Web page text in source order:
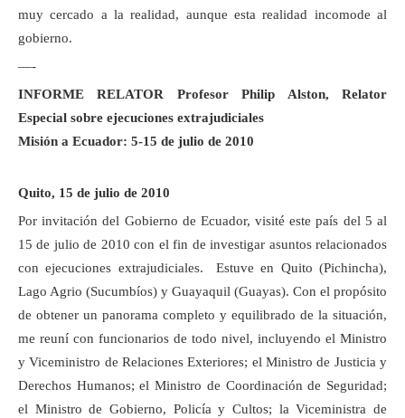
muy cercado a la realidad, aunque esta realidad incomode al
gobierno.
—-
INFORME RELATOR
Profesor Philip Alston, Relator
Especial sobre ejecuciones extrajudiciales
Misión a Ecuador: 5-15 de julio de 2010
Quito, 15 de julio de 2010
Por invitación del Gobierno de Ecuador, visité este país del 5 al
15 de julio de 2010 con el fin de investigar asuntos relacionados
con ejecuciones extrajudiciales. Estuve en Quito (Pichincha),
Lago Agrio (Sucumbíos) y Guayaquil (Guayas). Con el propósito
de obtener un panorama completo y equilibrado de la situación,
me reuní con funcionarios de todo nivel, incluyendo el Ministro
y Viceministro de Relaciones Exteriores; el Ministro de Justicia y
Derechos Humanos; el Ministro de Coordinación de Seguridad;
el Ministro de Gobierno, Policía y Cultos; la Viceministra de